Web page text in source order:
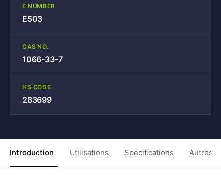
E NUMBER
E503
CAS NO.
1066-33-7
HS CODE
283699
Introduction Utilisations Spécifications Autres